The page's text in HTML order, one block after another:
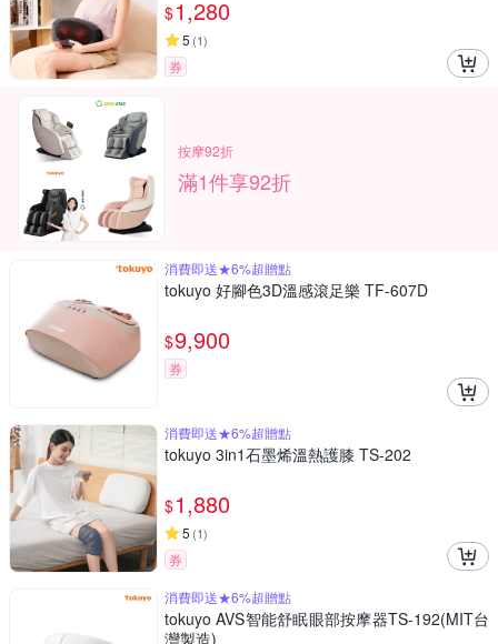
$1,280
5 (1)
券
按摩92折
滿1件享92折
消費即送★6%超贈點
tokuyo 好腳色3D溫感滾足樂 TF-607D
$9,900
券
消費即送★6%超贈點
tokuyo 3in1石墨烯溫熱護膝 TS-202
$1,880
5 (1)
券
消費即送★6%超贈點
tokuyo AVS智能舒眠眼部按摩器TS-192(MIT台
灣製造)